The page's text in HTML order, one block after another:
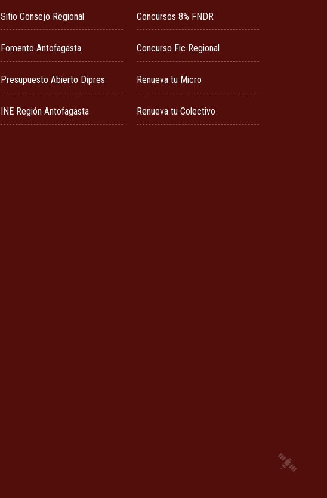
Sitio Consejo Regional
Fomento Antofagasta
Presupuesto Abierto Dipres
INE Región Antofagasta
Concursos 8% FNDR
Concurso Fic Regional
Renueva tu Micro
Renueva tu Colectivo